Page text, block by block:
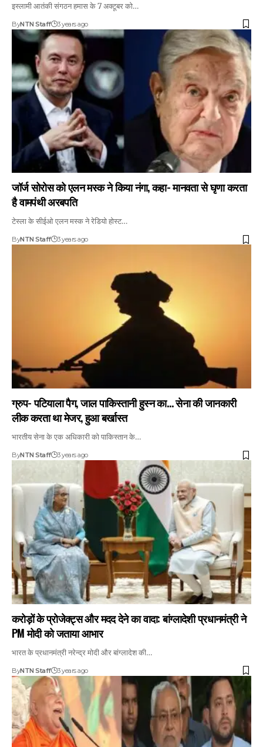
इस्लामी आतंकी संगठन हमास के 7 अक्टूबर को…
ByNTN Staff 3 years ago
जॉर्ज सोरोस को एलन मस्क ने किया नंगा, कहा- मानवता से घृणा करता
है वामपंथी अरबपति
टेस्ला के सीईओ एलन मस्क ने रेडियो होस्ट…
ByNTN Staff 3 years ago
ग्रुप- पटियाला पैग, जाल पाकिस्तानी हुस्न का… सेना की जानकारी
लीक करता था मेजर, हुआ बर्खास्त
भारतीय सेना के एक अधिकारी को पाकिस्तान के…
ByNTN Staff 3 years ago
करोड़ों के प्रोजेक्ट्स और मदद देने का वादा: बांग्लादेशी प्रधानमंत्री ने
PM मोदी को जताया आभार​
भारत के प्रधानमंत्री नरेन्द्र मोदी और बांग्लादेश की…
ByNTN Staff 3 years ago